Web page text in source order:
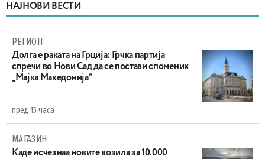
НАЈНОВИ ВЕСТИ
РЕГИОН
Долга е раката на Грција: Грчка партија
спречи во Нови Сад да се постави споменик
„Мајка Македонија“
пред 15 часа
МАГАЗИН
Каде исчезнаа новите возила за 10.000